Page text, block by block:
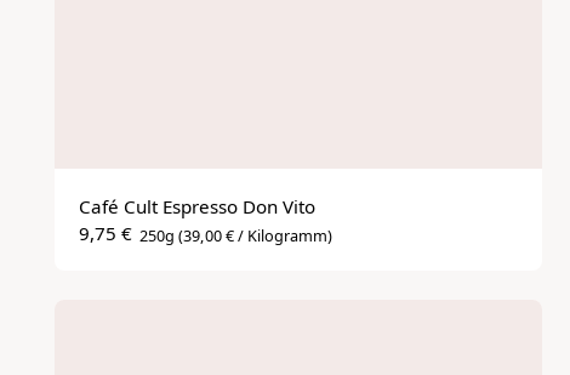
Café Cult Espresso Don Vito
9,75 € 250g (39,00 € / Kilogramm)